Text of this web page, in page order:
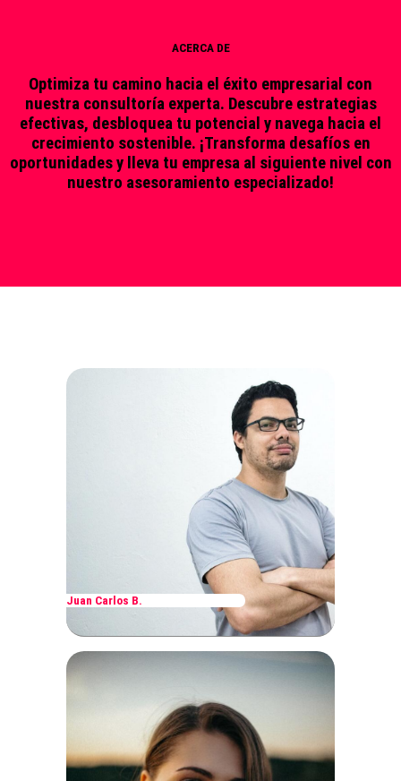
ACERCA DE
Optimiza tu camino hacia el éxito empresarial con
nuestra consultoría experta. Descubre estrategias
efectivas, desbloquea tu potencial y navega hacia el
crecimiento sostenible. ¡Transforma desafíos en
oportunidades y lleva tu empresa al siguiente nivel con
nuestro asesoramiento especializado!
Juan Carlos B.